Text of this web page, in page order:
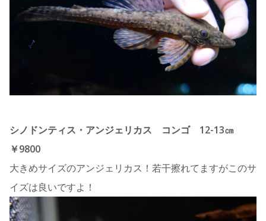
シノドンティス・アンジェリカス コンゴ 12-13㎝
￥9800
大きめサイズのアンジェリカス！若干擦れてますがこのサ
イズは良いですよ！